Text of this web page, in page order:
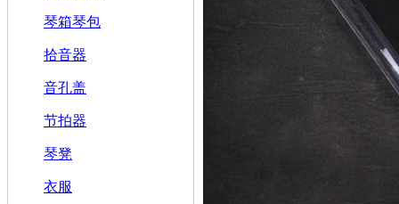
琴箱琴包
拾音器
音孔盖
节拍器
琴凳
衣服